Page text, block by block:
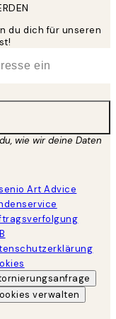
du dich für unseren
wie wir deine Daten
Art Advice
verwalten